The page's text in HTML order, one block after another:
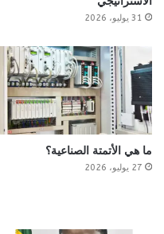
31 يوليو، 2026
ما هي الأتمتة الصناعية؟
27 يوليو، 2026